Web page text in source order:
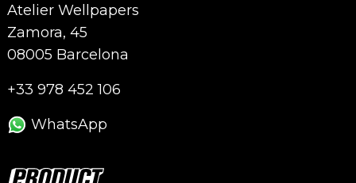
Atelier Wellpapers
Zamora, 45
08005 Barcelona
+33 978 452 106
WhatsApp